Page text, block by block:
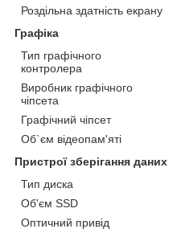
Роздільна здатність екрану
Графіка
Тип графічного
контролера
Виробник графічного
чіпсета
Графічний чіпсет
Об`єм відеопам'яті
Пристрої зберігання даних
Тип диска
Об'єм SSD
Оптичний привід